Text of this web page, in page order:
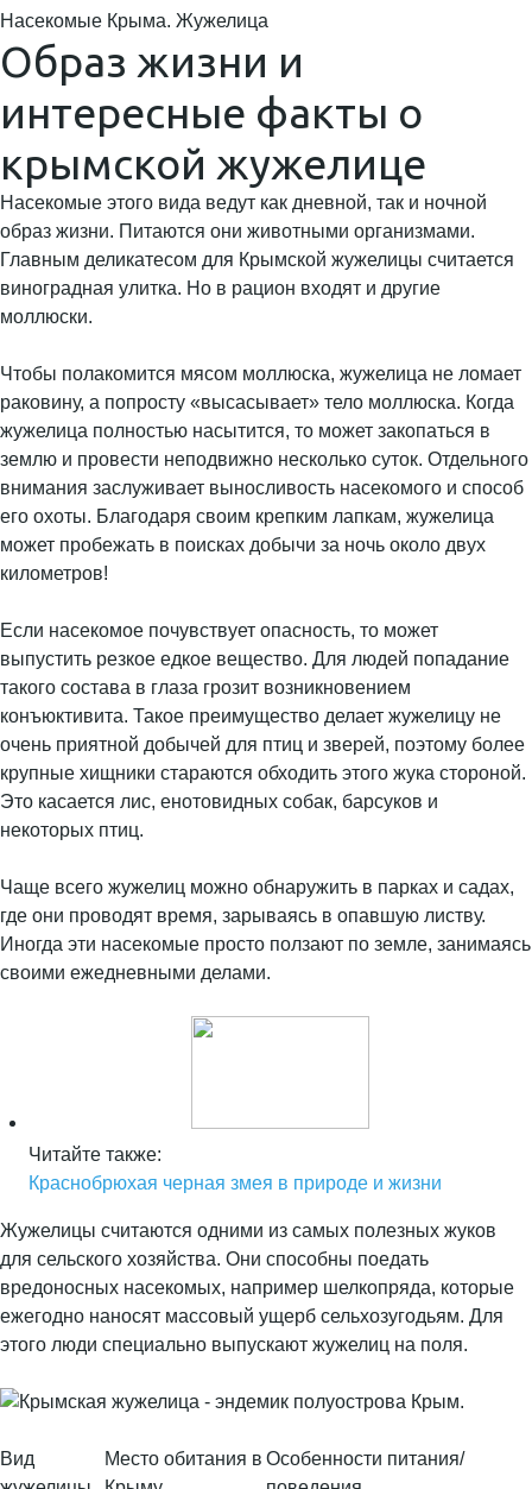
Насекомые Крыма. Жужелица
Образ жизни и
интересные факты о
крымской жужелице
Насекомые этого вида ведут как дневной, так и ночной
образ жизни. Питаются они животными организмами.
Главным деликатесом для Крымской жужелицы считается
виноградная улитка. Но в рацион входят и другие
моллюски.
Чтобы полакомится мясом моллюска, жужелица не ломает
раковину, а попросту «высасывает» тело моллюска. Когда
жужелица полностью насытится, то может закопаться в
землю и провести неподвижно несколько суток. Отдельного
внимания заслуживает выносливость насекомого и способ
его охоты. Благодаря своим крепким лапкам, жужелица
может пробежать в поисках добычи за ночь около двух
километров!
Если насекомое почувствует опасность, то может
выпустить резкое едкое вещество. Для людей попадание
такого состава в глаза грозит возникновением
конъюктивита. Такое преимущество делает жужелицу не
очень приятной добычей для птиц и зверей, поэтому более
крупные хищники стараются обходить этого жука стороной.
Это касается лис, енотовидных собак, барсуков и
некоторых птиц.
Чаще всего жужелиц можно обнаружить в парках и садах,
где они проводят время, зарываясь в опавшую листву.
Иногда эти насекомые просто ползают по земле, занимаясь
своими ежедневными делами.
Читайте также:
Краснобрюхая черная змея в природе и жизни
Жужелицы считаются одними из самых полезных жуков
для сельского хозяйства. Они способны поедать
вредоносных насекомых, например шелкопряда, которые
ежегодно наносят массовый ущерб сельхозугодьям. Для
этого люди специально выпускают жужелиц на поля.
Вид
Место обитания в Особенности питания/